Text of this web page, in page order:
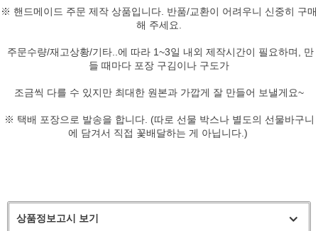
※ 핸드메이드 주문 제작 상품입니다. 반품/교환이 어려우니 신중히 구매
해 주세요.
주문수량/재고상황/기타..에 따라 1~3일 내외 제작시간이 필요하며, 만
들 때마다 포장 구김이나 구도가
조금씩 다를 수 있지만 최대한 원본과 가깝게 잘 만들어 보낼게요~
※ 택배 포장으로 발송을 합니다. (따로 선물 박스나 별도의 선물바구니
에 담겨서 직접 꽃배달하는 게 아닙니다.)
상품정보고시 보기